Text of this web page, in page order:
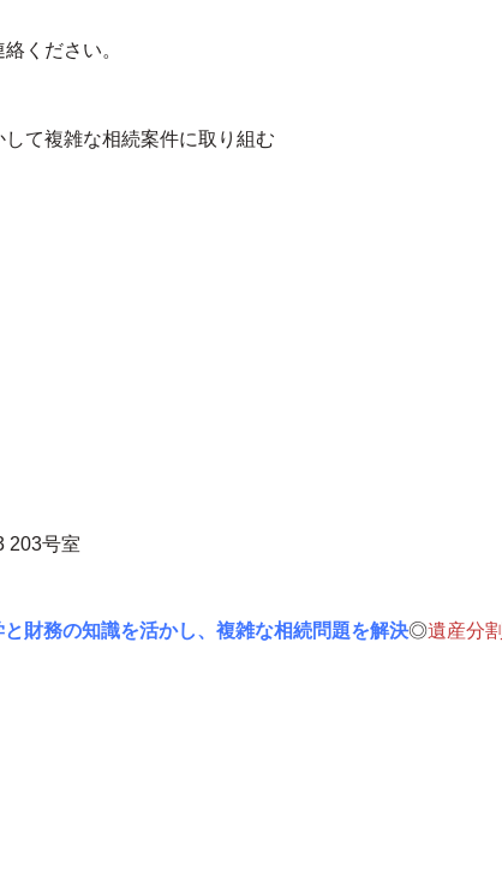
ください。
て複雑な相続案件に取り組む
203号室
と財務の知識を活かし、複雑な相続問題を解決◎遺産分割